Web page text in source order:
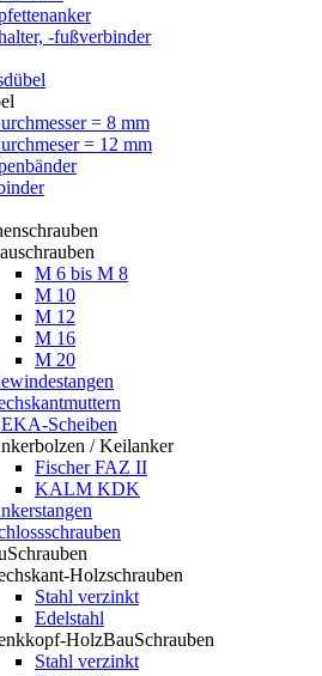
-fußverbinder
= 8 mm
= 12 mm
M 6 bis M 8
M 10
M 12
M 16
M 20
Scheiben
/ Keilanker
Fischer FAZ II
KALM KDK
Holzschrauben
Stahl verzinkt
Edelstahl
HolzBauSchrauben
Stahl verzinkt